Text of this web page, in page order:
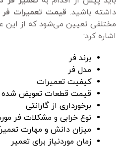
داشته باشید. قیمت تعمیرات فر
مختلفی تعیین می‌شود که از این
اشاره کرد:
برند فر
مدل فر
کیفیت تعمیرات
قیمت قطعات تعویض شده
برخورداری از گارانتی
نوع خرابی و مشکلات فر
میزان دانش و مهارت
زمان موردنیاز برای تعمیر